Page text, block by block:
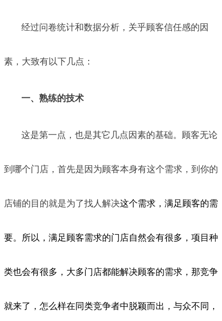
经过问卷统计和数据分析，关乎顾客信任感的因
素，大致有以下几点：
一、熟练的技术
这是第一点，也是其它几点因素的基础。顾客无论
到哪个门店，首先是因为顾客本身有这个需求，到你的
店铺的目的就是为了找人解决这个需求，满足顾客的需
要。所以，满足顾客需求的门店自然会有很多，项目种
类也会有很多，大多门店都能解决顾客的需求，那竞争
就来了，怎么样在同类竞争者中脱颖而出，与众不同，